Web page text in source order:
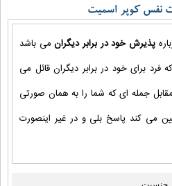
نفس کوپر اسمیت
پذیرش خود در برابر دیگرانمی باشد
که فرد برای خود در برابر دیگران قائل می
جمله ای که شما را به همان صورتی
می کند پاسخ بلی و در غیر اینصورت